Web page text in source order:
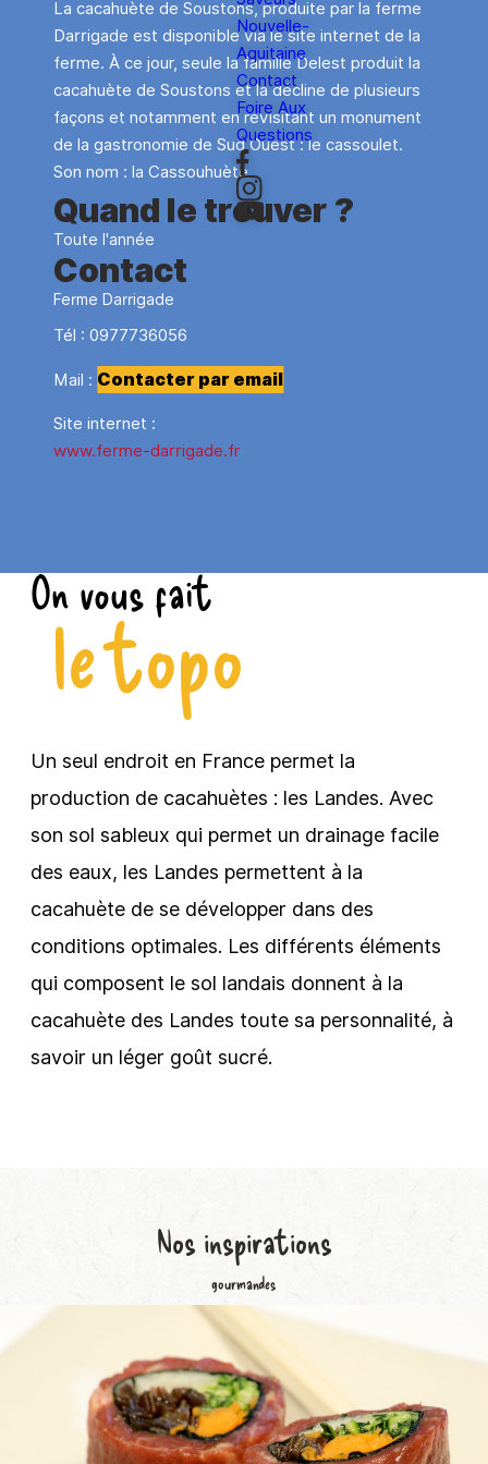
Nouvelle-
Aquitaine
Contact
Foire Aux
Questions
On vous fait
le topo
Un seul endroit en France permet la
production de cacahuètes : les Landes. Avec
son sol sableux qui permet un drainage facile
des eaux, les Landes permettent à la
cacahuète de se développer dans des
conditions optimales. Les différents éléments
qui composent le sol landais donnent à la
cacahuète des Landes toute sa personnalité, à
savoir un léger goût sucré.
La cacahuète de Soustons, produite par la ferme
Darrigade est disponible via le site internet de la
ferme. À ce jour, seule la famille Delest produit la
cacahuète de Soustons et la décline de plusieurs
façons et notamment en revisitant un monument
de la gastronomie de Sud Ouest : le cassoulet.
Son nom : la Cassouhuète.
Quand le trouver ?
Toute l'année
Contact
Ferme Darrigade
Tél :0977736056
Mail : Contacter par email
Site internet :
www.ferme-darrigade.fr
Nos inspirations
gourmandes